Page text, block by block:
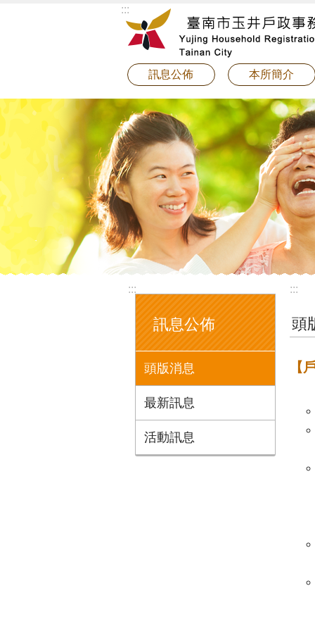
:::
訊息公佈 本所簡介
:::
訊息公佈
頭版消息
最新訊息
活動訊息
:::
頭
【